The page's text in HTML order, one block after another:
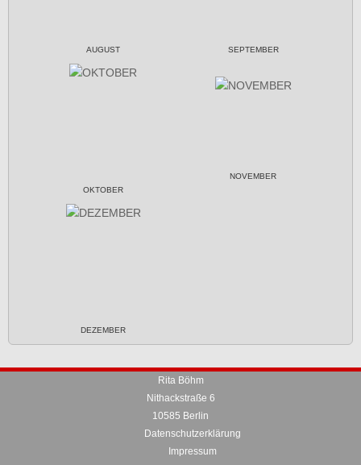
AUGUST SEPTEMBER
OKTOBER
NOVEMBER
DEZEMBER
Rita Böhm
Nithackstraße 6
10585 Berlin
Datenschutzerklärung
Impressum